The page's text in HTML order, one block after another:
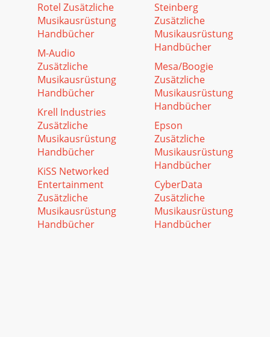
Rotel Zusätzliche
Musikausrüstung
Handbücher
M-Audio
Zusätzliche
Musikausrüstung
Handbücher
Krell Industries
Zusätzliche
Musikausrüstung
Handbücher
KiSS Networked
Entertainment
Zusätzliche
Musikausrüstung
Handbücher
Steinberg
Zusätzliche
Musikausrüstung
Handbücher
Mesa/Boogie
Zusätzliche
Musikausrüstung
Handbücher
Epson
Zusätzliche
Musikausrüstung
Handbücher
CyberData
Zusätzliche
Musikausrüstung
Handbücher